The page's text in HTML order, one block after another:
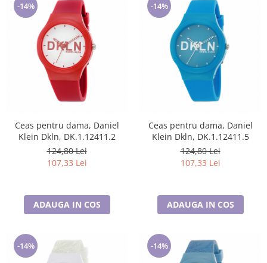
-14%
Ceas pentru dama, Daniel
Klein Dkln, DK.1.12411.2
124,80 Lei
107,33 Lei
ADAUGA IN COS
-14%
Ceas pentru dama, Daniel
Klein Dkln, DK.1.12411.5
124,80 Lei
107,33 Lei
ADAUGA IN COS
-14% -14%